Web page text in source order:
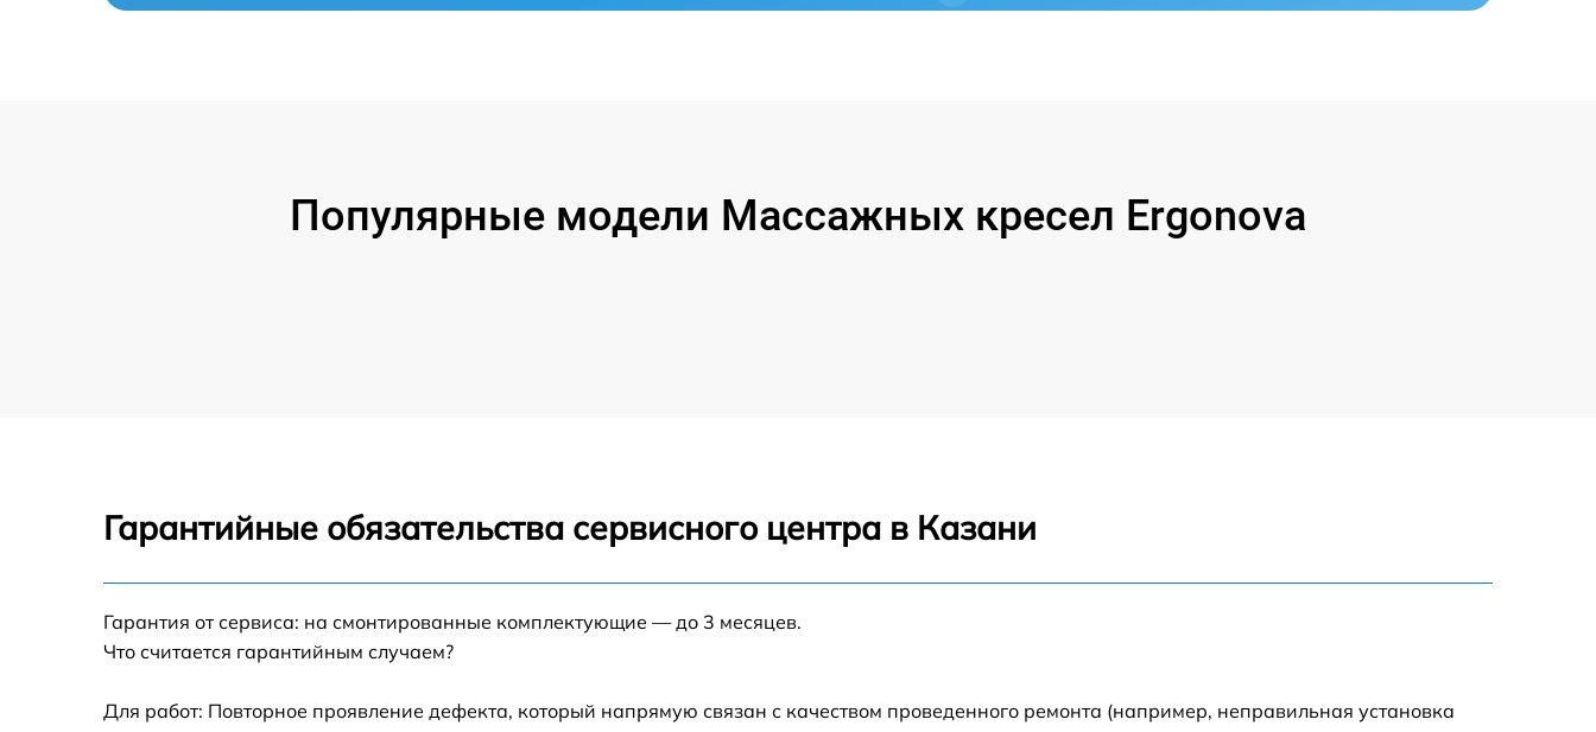
Популярные модели Массажных кресел Ergonova
Гарантийные обязательства сервисного центра в Казани
Гарантия от сервиса: на смонтированные комплектующие — до 3 месяцев.
Что считается гарантийным случаем?
Для работ: Повторное проявление дефекта, который напрямую связан с качеством проведенного ремонта (например, неправильная установка